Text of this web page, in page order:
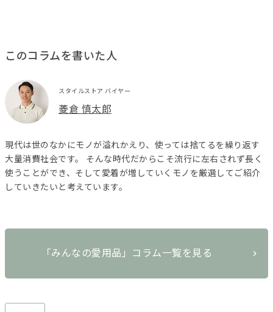
このコラムを書いた人
スタイルストア バイヤー
菱倉 慎太郎
現代は世のなかにモノが溢れかえり、使っては捨てるを繰り返す
大量消費社会です。 そんな時代だからこそ流行に左右されず長く
使うことができ、そして愛着が増していくモノを厳選してご紹介
していきたいと考えています。
「みんなの愛用品」コラム一覧を見る